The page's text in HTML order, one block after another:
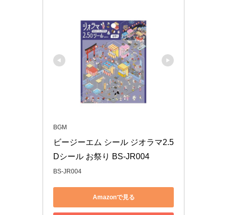
BGM
ビージーエム シール ジオラマ2.5
Dシール お祭り BS-JR004
BS-JR004
Amazonで見る